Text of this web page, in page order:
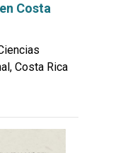
Costa
Costa Rica